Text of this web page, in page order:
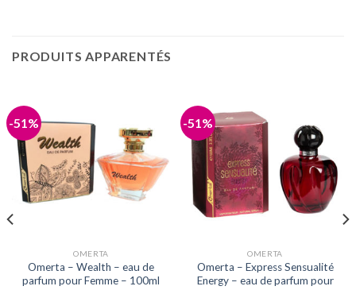
PRODUITS APPARENTÉS
-51%
OMERTA
Omerta – Wealth – eau de
parfum pour Femme – 100ml
-51%
OMERTA
Omerta – Express Sensualité
Energy – eau de parfum pour